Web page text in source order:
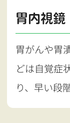
胃内視鏡
胃がんや胃
どは自覚症
り、早い段